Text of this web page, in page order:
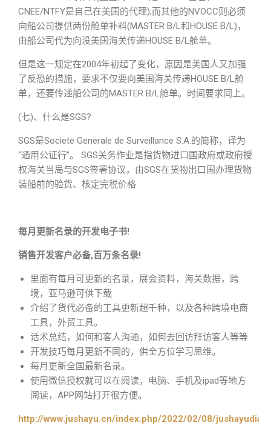
CNEE/NTFY是自己在美国的代理);而其他的NVOCC则必须
向船公司提供两份舱单补料(MASTER B/L和HOUSE B/L)，
由船公司代为向没美国海关传递HOUSE B/L舱单。
但是这一规定在2004年初起了变化，原因是美国人又加强
了反恐的措施，要求不仅要向美国海关传递HOUSE B/L舱
单，还要传递船公司的MASTER B/L舱单。时间要求同上。
(七)、什么是SGS?
SGS是Societe Generale de Surveillance S.A.的简称，译为
“通用公证行”。 SGS关务作业是指货物进口国政府或政府授
权海关当局与SGS签署协议，由SGS在货物出口国办理货物
装船前的验货、核定完税价格
每月更新名录的开发电子书!
销售开发客户必备,百万条名录!
里面有每月可更新的名录，展会资料，海关数据，跨
境，亚马逊可供下载
介绍了货代必备的工具更新超千种，以及各种跨境电商
工具，外贸工具。
话术总结，如何和客人沟通，如何去回访拜访客人等等
开发技巧每月更新不同的，供全方位学习思维。
每月更新全国最新名录。
使用微信授权就可以在阅读，电脑、手机及ipad等地方
阅读，APP网站打开很方便。
http://www.jushayu.cn/index.php/2022/02/08/